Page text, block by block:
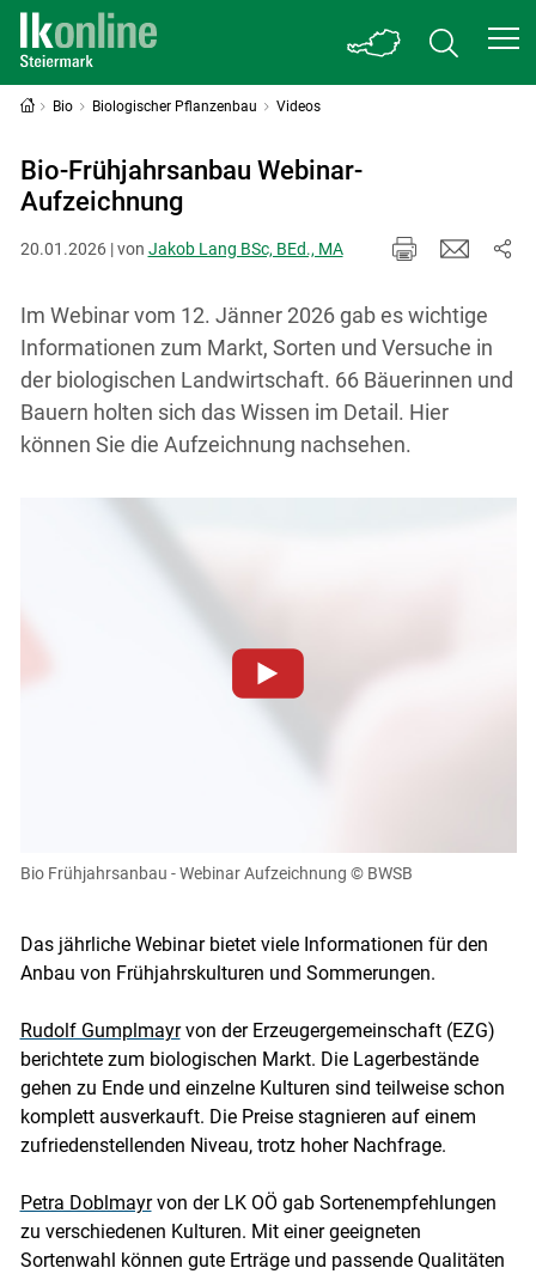
Bio Biologischer Pflanzenbau Videos
Bio-Frühjahrsanbau Webinar-
Aufzeichnung
20.01.2026 | von Jakob Lang BSc, BEd., MA
Im Webinar vom 12. Jänner 2026 gab es wichtige
Informationen zum Markt, Sorten und Versuche in
der biologischen Landwirtschaft. 66 Bäuerinnen und
Bauern holten sich das Wissen im Detail. Hier
können Sie die Aufzeichnung nachsehen.
einsehen und korrigieren
Akzeptieren
Bio Frühjahrsanbau - Webinar Aufzeichnung © BWSB
Das jährliche Webinar bietet viele Informationen für den
Anbau von Frühjahrskulturen und Sommerungen.
Rudolf Gumplmayrvon der Erzeugergemeinschaft (EZG)
berichtete zum biologischen Markt. Die Lagerbestände
gehen zu Ende und einzelne Kulturen sind teilweise schon
komplett ausverkauft. Die Preise stagnieren auf einem
zufriedenstellenden Niveau, trotz hoher Nachfrage.
Petra Doblmayrvon der LK OÖ gab Sortenempfehlungen
zu verschiedenen Kulturen. Mit einer geeigneten
Sortenwahl können gute Erträge und passende Qualitäten